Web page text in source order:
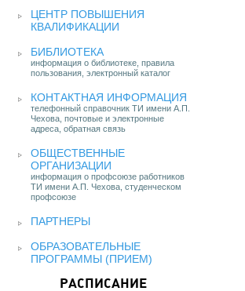
ЦЕНТР ПОВЫШЕНИЯ
КВАЛИФИКАЦИИ
БИБЛИОТЕКА
информация о библиотеке, правила
пользования, электронный каталог
КОНТАКТНАЯ ИНФОРМАЦИЯ
телефонный справочник ТИ имени А.П.
Чехова, почтовые и электронные
адреса, обратная связь
ОБЩЕСТВЕННЫЕ
ОРГАНИЗАЦИИ
информация о профсоюзе работников
ТИ имени А.П. Чехова, студенческом
профсоюзе
ПАРТНЕРЫ
ОБРАЗОВАТЕЛЬНЫЕ
ПРОГРАММЫ (ПРИЕМ)
РАСПИСАНИЕ